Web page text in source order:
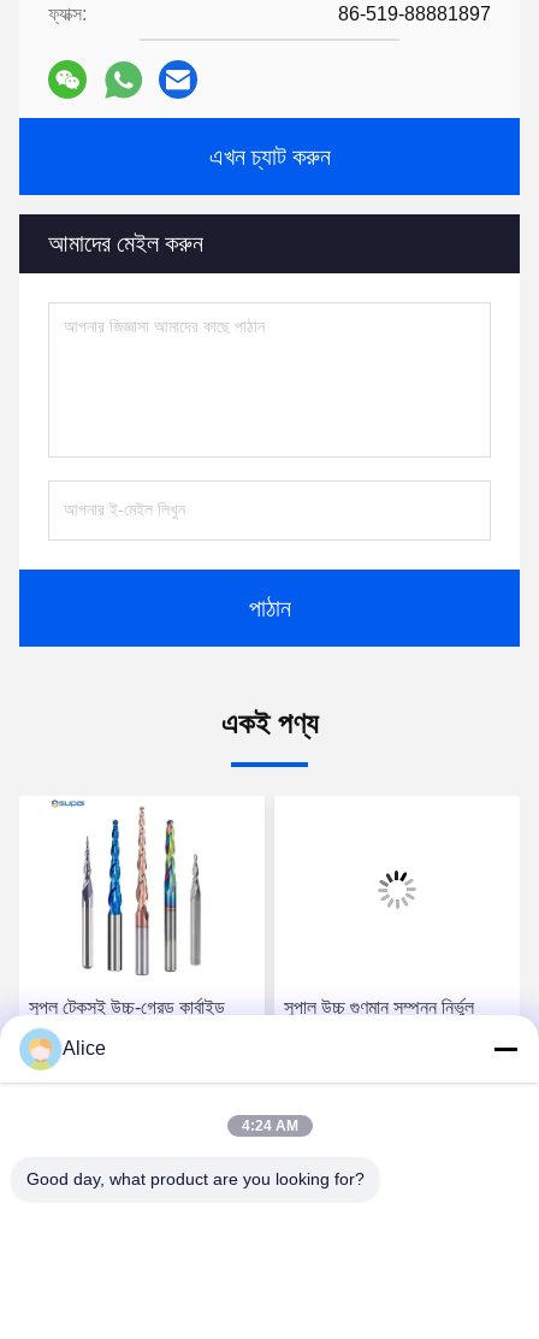
ফ্যাক্স: 86-519-88881897
এখন চ্যাট করুন
আমাদের মেইল ​​করুন
পাঠান
একই পণ্য
সুপল টেকসই উচ্চ-গ্রেড কার্বাইড
রাউটার বিট সঠিক কাঠের কাজের
অ্যাপ্লিকেশনগুলির জন্য
সুপাল উচ্চ গুণমান সম্পন্ন নির্ভুল
Alice
4:24 AM
Good day, what product are you looking for?